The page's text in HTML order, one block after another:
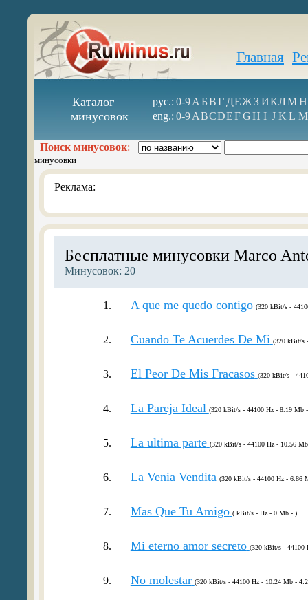
Главная
Каталог
минусовок
рус.: 0-9А БВГ ДЕЖ З ИКЛМН
eng.: 0-9ABCDEFGH I J K L M
Поиск минусовок:
минусовки
Реклама:
Бесплатные минусовки Marco
Минусовок: 20
1. A que me quedo contigo (320 kBit/s -
2. Cuando Te Acuerdes De Mi (320 kBit/s
3. El Peor De Mis Fracasos (320 kBit/s -
4. La Pareja Ideal (320 kBit/s - 44100 Hz - 8.19 Mb
5. La ultima parte (320 kBit/s - 44100 Hz - 10.56
6. La Venia Vendita (320 kBit/s - 44100 Hz - 6.86
7. Mas Que Tu Amigo ( kBit/s - Hz - 0 Mb - )
8. Mi eterno amor secreto (320 kBit/s - 44100
9. No molestar (320 kBit/s - 44100 Hz - 10.24 Mb -